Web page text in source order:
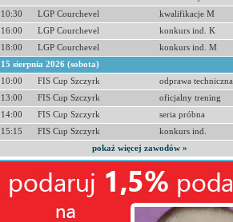
10:30
LGP Courchevel
kwalifikacje M
16:00
LGP Courchevel
konkurs ind. K
18:00
LGP Courchevel
konkurs ind. M
15 sierpnia 2026 (sobota)
10:00
FIS Cup Szczyrk
odprawa techniczna
13:00
FIS Cup Szczyrk
oficjalny trening
14:00
FIS Cup Szczyrk
seria próbna
15:15
FIS Cup Szczyrk
konkurs ind.
pokaż więcej zawodów »